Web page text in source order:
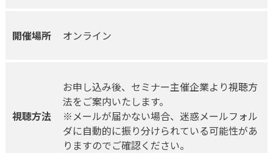
開催場所 オンライン
視聴方法
お申し込み後、セミナー主催企業より視聴方
法をご案内いたします。
※メールが届かない場合、迷惑メールフォル
ダに自動的に振り分けられている可能性があ
りますのでご確認ください。